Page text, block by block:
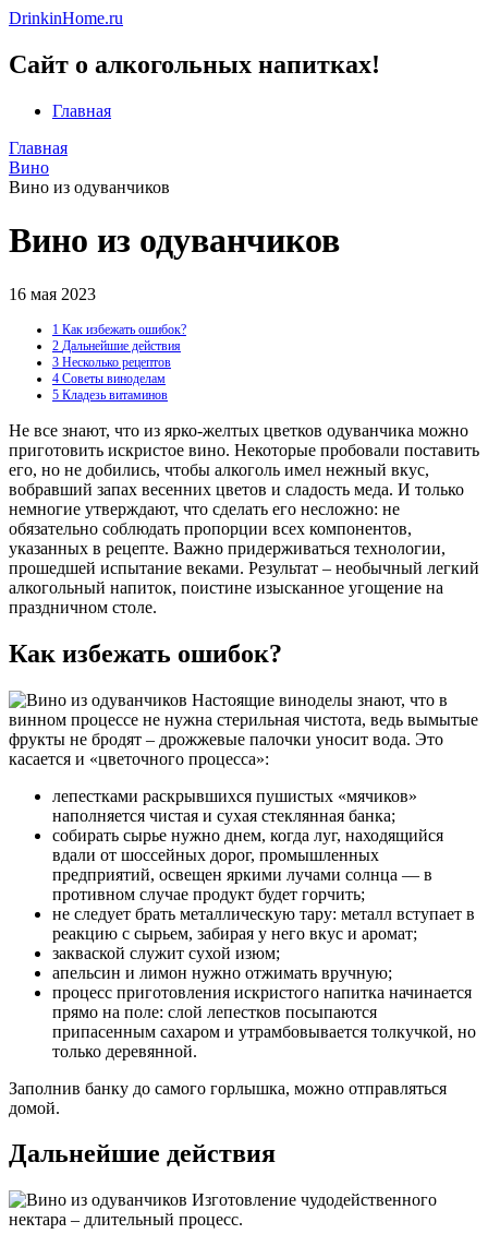
DrinkinHome.ru
Сайт о алкогольных напитках!
Главная
Главная
Вино
Вино из одуванчиков
Вино из одуванчиков
16 мая 2023
1 Как избежать ошибок?
2 Дальнейшие действия
3 Несколько рецептов
4 Советы виноделам
5 Кладезь витаминов
Не все знают, что из ярко-желтых цветков одуванчика можно
приготовить искристое вино. Некоторые пробовали поставить
его, но не добились, чтобы алкоголь имел нежный вкус,
вобравший запах весенних цветов и сладость меда. И только
немногие утверждают, что сделать его несложно: не
обязательно соблюдать пропорции всех компонентов,
указанных в рецепте. Важно придерживаться технологии,
прошедшей испытание веками. Результат – необычный легкий
алкогольный напиток, поистине изысканное угощение на
праздничном столе.
Как избежать ошибок?
Настоящие виноделы знают, что в
винном процессе не нужна стерильная чистота, ведь вымытые
фрукты не бродят – дрожжевые палочки уносит вода. Это
касается и «цветочного процесса»:
лепестками раскрывшихся пушистых «мячиков»
наполняется чистая и сухая стеклянная банка;
собирать сырье нужно днем, когда луг, находящийся
вдали от шоссейных дорог, промышленных
предприятий, освещен яркими лучами солнца — в
противном случае продукт будет горчить;
не следует брать металлическую тару: металл вступает в
реакцию с сырьем, забирая у него вкус и аромат;
закваской служит сухой изюм;
апельсин и лимон нужно отжимать вручную;
процесс приготовления искристого напитка начинается
прямо на поле: слой лепестков посыпаются
припасенным сахаром и утрамбовывается толкучкой, но
только деревянной.
Заполнив банку до самого горлышка, можно отправляться
домой.
Дальнейшие действия
Изготовление чудодейственного
нектара – длительный процесс.